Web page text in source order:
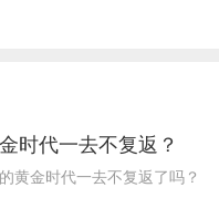
时代一去不复返？
黄金时代一去不复返了吗？